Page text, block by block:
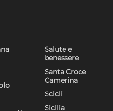
Salute e
benessere
Santa Croce
Camerina
Scicli
Sicilia